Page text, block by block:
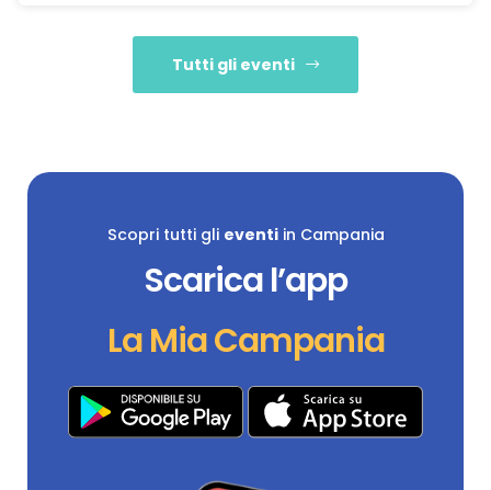
Tutti gli eventi
Scopri tutti gli eventiin Campania
Scarica l’app
La Mia Campania